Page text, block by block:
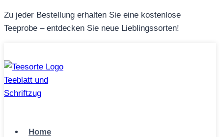
Zum
Inhalt
Zu jeder Bestellung erhalten Sie eine kostenlose
Teeprobe – entdecken Sie neue Lieblingssorten!
Home